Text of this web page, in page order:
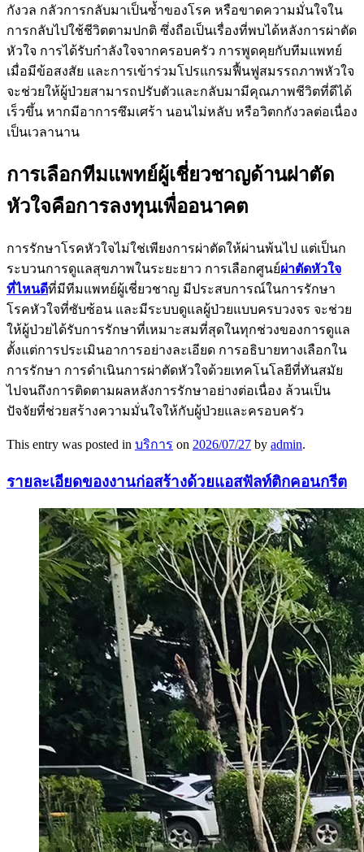
กังวล กลัวการกลับมาเป็นซ้ำของโรค หรือขาดความมั่นใจใน
การกลับไปใช้ชีวิตตามปกติ ซึ่งถือเป็นเรื่องที่พบได้หลังการผ่าตัด
หัวใจ การได้รับกำลังใจจากครอบครัว การพูดคุยกับทีมแพทย์
เมื่อมีข้อสงสัย และการเข้าร่วมโปรแกรมฟื้นฟูสมรรถภาพหัวใจ
จะช่วยให้ผู้ป่วยสามารถปรับตัวและกลับมามีคุณภาพชีวิตที่ดีได้
เร็วขึ้น หากมีอาการซึมเศร้า นอนไม่หลับ หรือวิตกกังวลต่อเนื่อง
เป็นเวลานาน
การเลือกทีมแพทย์ผู้เชี่ยวชาญด้านผ่าตัด
หัวใจคือการลงทุนเพื่ออนาคต
การรักษาโรคหัวใจไม่ใช่เพียงการผ่าตัดให้ผ่านพ้นไป แต่เป็นก
ระบวนการดูแลสุขภาพในระยะยาว การเลือกศูนย์ผ่าตัดหัวใจ
ที่ไหนดีที่มีทีมแพทย์ผู้เชี่ยวชาญ มีประสบการณ์ในการรักษา
โรคหัวใจที่ซับซ้อน และมีระบบดูแลผู้ป่วยแบบครบวงจร จะช่วย
ให้ผู้ป่วยได้รับการรักษาที่เหมาะสมที่สุดในทุกช่วงของการดูแล
ตั้งแต่การประเมินอาการอย่างละเอียด การอธิบายทางเลือกใน
การรักษา การดำเนินการผ่าตัดหัวใจด้วยเทคโนโลยีที่ทันสมัย
ไปจนถึงการติดตามผลหลังการรักษาอย่างต่อเนื่อง ล้วนเป็น
ปัจจัยที่ช่วยสร้างความมั่นใจให้กับผู้ป่วยและครอบครัว
This entry was posted in บริการ on 2026/07/27 by admin.
รายละเอียดของงานก่อสร้างด้วยแอสฟัลท์ติกคอนกรีต